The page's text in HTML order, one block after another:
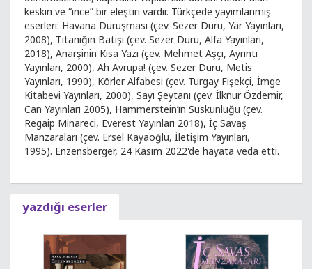
keskin ve “ince” bir eleştiri vardır. Türkçede yayımlanmış
eserleri: Havana Duruşması (çev. Sezer Duru, Yar Yayınları,
2008), Titaniğin Batışı (çev. Sezer Duru, Alfa Yayınları,
2018), Anarşinin Kısa Yazı (çev. Mehmet Aşçı, Ayrıntı
Yayınları, 2000), Ah Avrupa! (çev. Sezer Duru, Metis
Yayınları, 1990), Körler Alfabesi (çev. Turgay Fişekçi, İmge
Kitabevi Yayınları, 2000), Sayı Şeytanı (çev. İlknur Özdemir,
Can Yayınları 2005), Hammerstein’ın Suskunluğu (çev.
Regaip Minareci, Everest Yayınları 2018), İç Savaş
Manzaraları (çev. Ersel Kayaoğlu, İletişim Yayınları,
1995). Enzensberger, 24 Kasım 2022'de hayata veda etti.
yazdığı eserler